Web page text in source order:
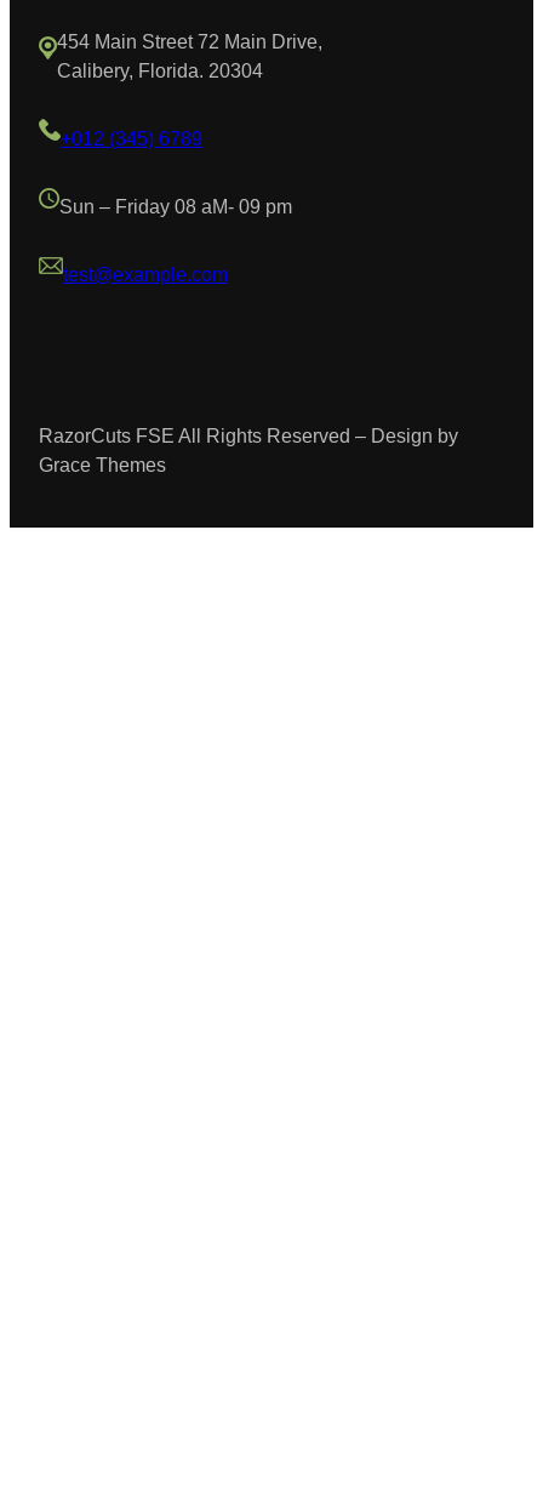
454 Main Street 72 Main Drive,
Calibery, Florida. 20304
+012 (345) 6789
Sun – Friday 08 aM- 09 pm
test@example.com
RazorCuts FSE All Rights Reserved – Design by
Grace Themes